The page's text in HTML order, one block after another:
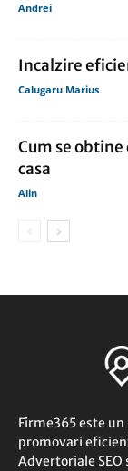
Andrei
Incalzire
Calugaru Marius
Cum se
casa
Alin
Firme365 este
promovari
Advertoriale